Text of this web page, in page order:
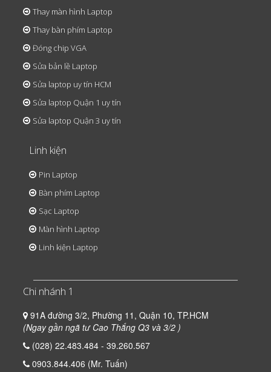
Thay màn hình Laptop
Thay bàn phím Laptop
Đóng chip VGA
Sửa bản lề Laptop
Sửa laptop uy tín HCM
Sửa laptop Quận 1 uy tín
Sửa laptop Quận 3 uy tín
Linh kiện
Pin Laptop
Bàn phím Laptop
Sạc Laptop
Màn hình Laptop
Linh kiện Laptop
Chi nhánh 1
91A đường 3/2, Phường 11, Quận 10, TP.HCM
(Ngay gần ngã tư Cao Thắng Q3 và 3/2 )
(028) 22.483.484 - 39.260.567
0903.844.406 (Mr. Tuấn)